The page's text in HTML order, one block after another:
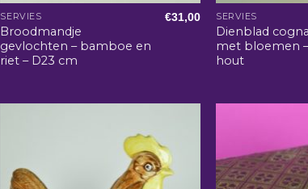
SERVIES
Broodmandje
gevlochten – bamboe en
riet – D23 cm
€31,00 SERVIES
Dienblad
met bloemen
hout